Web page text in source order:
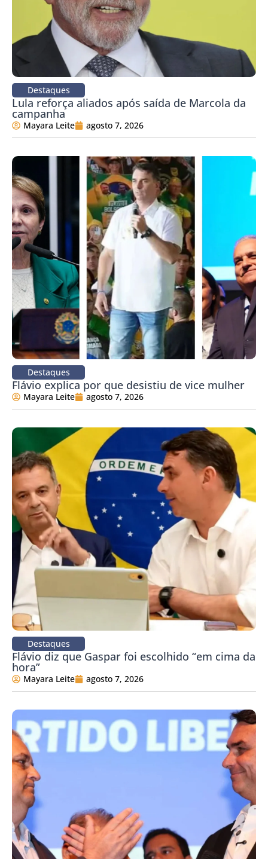
Destaques
Lula reforça aliados após saída de Marcola da
campanha
Mayara Leite agosto 7, 2026
Destaques
Flávio explica por que desistiu de vice mulher
Mayara Leite agosto 7, 2026
Destaques
Flávio diz que Gaspar foi escolhido “em cima da
hora”
Mayara Leite agosto 7, 2026